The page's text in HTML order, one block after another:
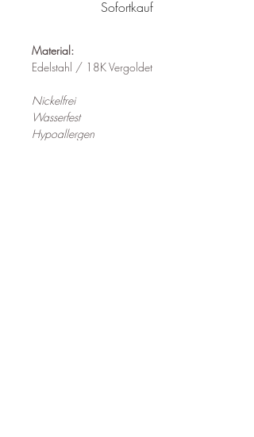
Sofortkauf
Material:
Edelstahl / 18K Vergoldet
Nickelfrei
Wasserfest
Hypoallergen